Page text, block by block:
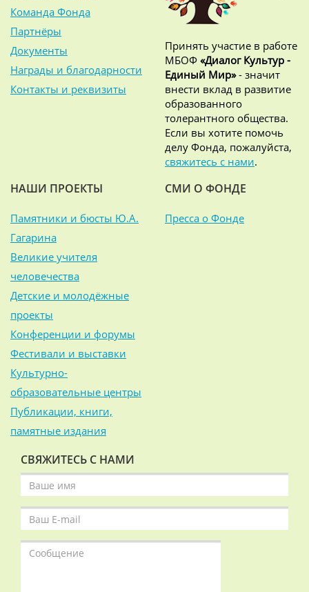
Команда Фонда
Партнёры
Документы
Награды и благодарности
Контакты и реквизиты
Принять участие в работе
МБОФ «Диалог Культур -
Единый Мир»- значит
внести вклад в развитие
образованного
толерантного общества.
Если вы хотите помочь
делу Фонда, пожалуйста,
свяжитесь с нами.
НАШИ ПРОЕКТЫ
Памятники и бюсты Ю.А.
Гагарина
Великие учителя
человечества
Детские и молодёжные
проекты
Конференции и форумы
Фестивали и выставки
Культурно-
образовательные центры
Публикации, книги,
памятные издания
СМИ О ФОНДЕ
Пресса о Фонде
СВЯЖИТЕСЬ С НАМИ